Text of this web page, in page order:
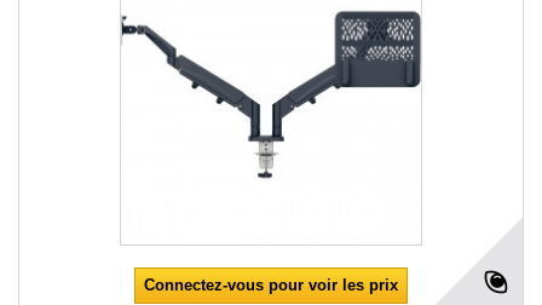
Connectez-vous pour voir les prix